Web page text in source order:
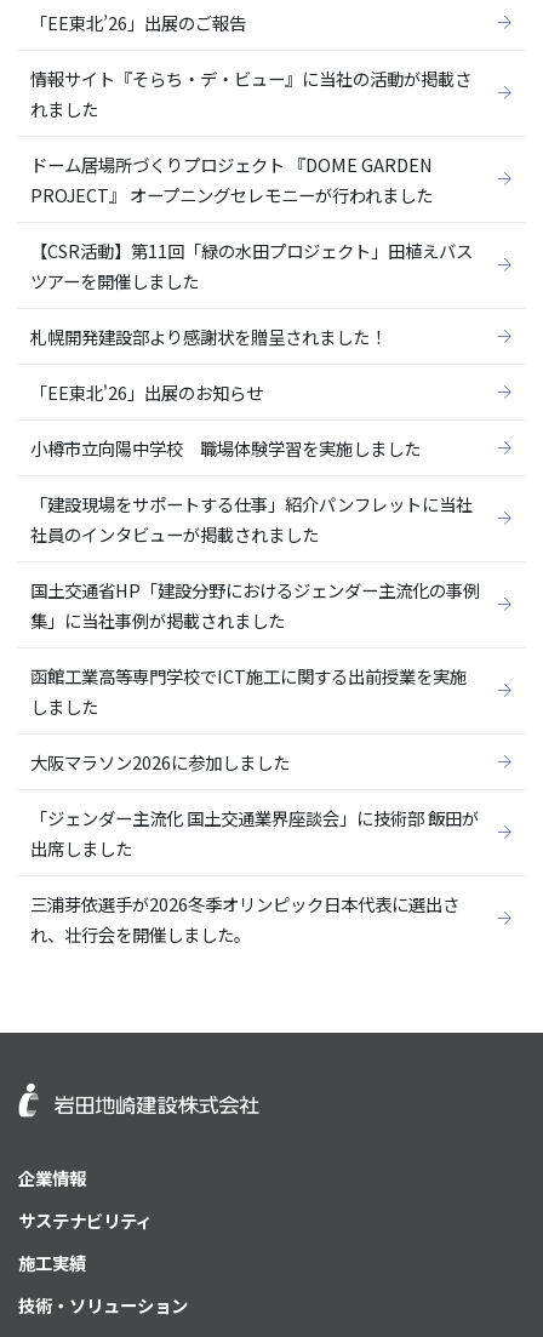
「EE東北’26」出展のご報告
情報サイト『そらち・デ・ビュー』に当社の活動が掲載さ
れました
ドーム居場所づくりプロジェクト 『DOME GARDEN
PROJECT』 オープニングセレモニーが行われました
【CSR活動】第11回「緑の水田プロジェクト」田植えバス
ツアーを開催しました
札幌開発建設部より感謝状を贈呈されました！
「EE東北'26」出展のお知らせ
小樽市立向陽中学校 職場体験学習を実施しました
「建設現場をサポートする仕事」紹介パンフレットに当社
社員のインタビューが掲載されました
国土交通省HP「建設分野におけるジェンダー主流化の事例
集」に当社事例が掲載されました
函館工業高等専門学校でICT施工に関する出前授業を実施
しました
大阪マラソン2026に参加しました
「ジェンダー主流化 国土交通業界座談会」に技術部 飯田が
出席しました
三浦芽依選手が2026冬季オリンピック日本代表に選出さ
れ、壮行会を開催しました。
企業情報
サステナビリティ
施工実績
技術・ソリューション